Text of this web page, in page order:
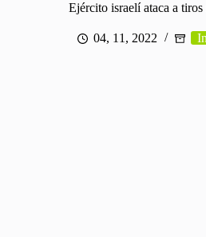
Ejército israelí ataca a
04, 11, 2022